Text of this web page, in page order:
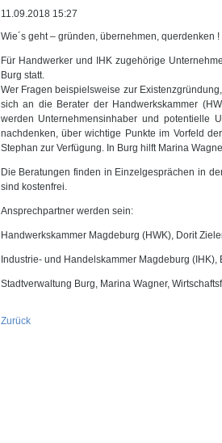
11.09.2018 15:27
Wie´s geht – gründen, übernehmen, querdenken !
Für Handwerker und IHK zugehörige
Burg statt.
Wer Fragen beispielsweise zur
sich an die Berater der Handwerkskammer
werden Unternehmensinhaber und potentielle
nachdenken, über wichtige Punkte im Vorfeld
Stephan zur Verfügung. In Burg hilft Marina
Die Beratungen finden in Einzelgesprächen in
sind kostenfrei.
Ansprechpartner werden sein:
Handwerkskammer Magdeburg (HWK), Dorit
Industrie- und Handelskammer Magdeburg (IHK),
Stadtverwaltung Burg, Marina Wagner,
Zurück